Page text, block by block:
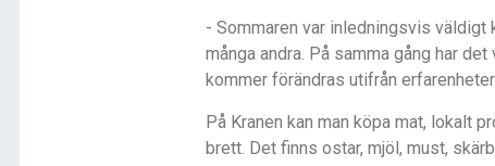
- Sommaren var inledningsvis
många andra. På samma gång har
kommer förändras utifrån
På Kranen kan man köpa mat, lokalt
brett. Det finns ostar, mjöl, must,